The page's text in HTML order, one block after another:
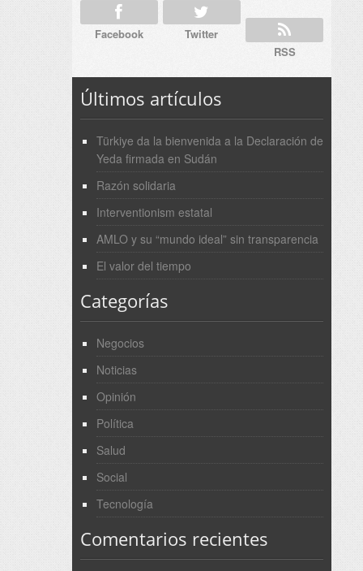
Facebook
Twitter
RSS
Últimos artículos
Türkiye da la bienvenida a la Declaración de
Yeda firmada en Sudán
Razón solidaria
Interventionism estatal
AMLO y su “mundo ideal” sin transparencia
El valor del tiempo
Categorías
Negocios
Noticias
Opinión
Política
Salud
Social
Tecnología
Comentarios recientes